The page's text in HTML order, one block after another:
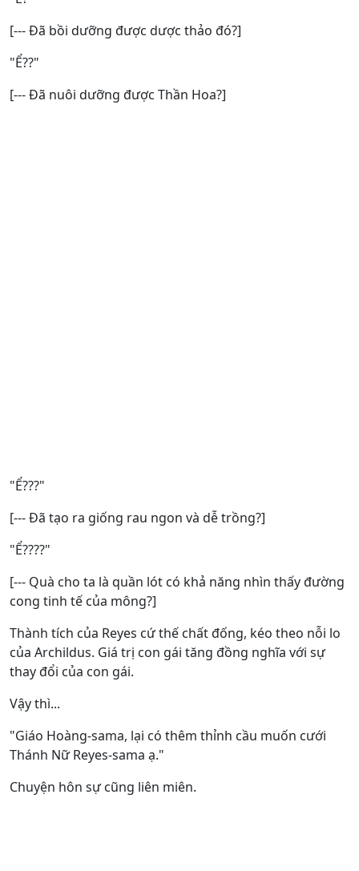
[--- Đã bồi dưỡng được dược thảo đó?]
"Ể??"
[--- Đã nuôi dưỡng được Thần Hoa?]
"Ể???"
[--- Đã tạo ra giống rau ngon và dễ trồng?]
"Ể????"
[--- Quà cho ta là quần lót có khả năng nhìn thấy đường
cong tinh tế của mông?]
Thành tích của Reyes cứ thế chất đống, kéo theo nỗi lo
của Archildus. Giá trị con gái tăng đồng nghĩa với sự
thay đổi của con gái.
Vậy thì...
"Giáo Hoàng-sama, lại có thêm thỉnh cầu muốn cưới
Thánh Nữ Reyes-sama ạ."
Chuyện hôn sự cũng liên miên.